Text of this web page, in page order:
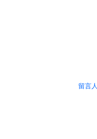
留言人